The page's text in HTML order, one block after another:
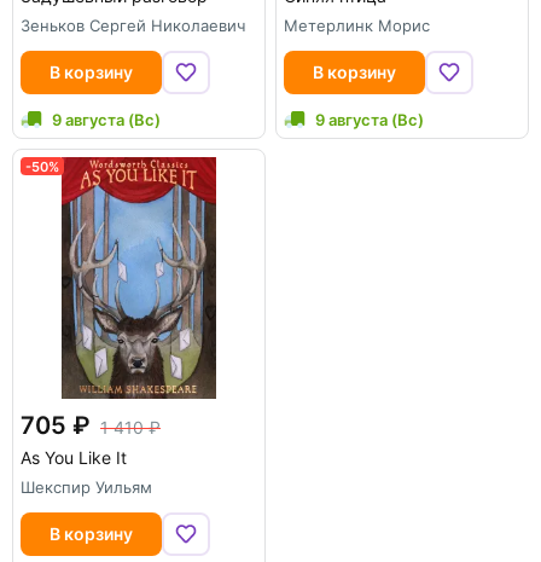
Зеньков Сергей Николаевич
В корзину
9 августа (Вс)
Метерлинк Морис
В корзину
9 августа (Вс)
-50%
705
1 410
As You Like It
Шекспир Уильям
В корзину